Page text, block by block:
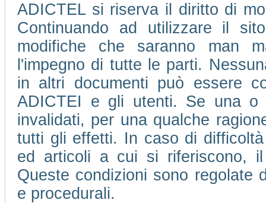
ADICTEL si riserva il diritto di
Continuando ad utilizzare il
modifiche che saranno man
l'impegno di tutte le parti.
in altri documenti può essere
ADICTEI e gli utenti. Se una o
invalidati, per una qualche
tutti gli effetti. In caso di
ed articoli a cui si riferiscono,
Queste condizioni sono regolate
e procedurali.